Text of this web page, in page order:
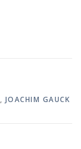
, JOACHIM GAUCK